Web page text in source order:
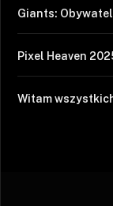
Giants:
Pixel Heaven
Witam